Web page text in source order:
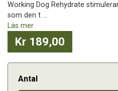
Working Dog Rehydrate
som den t ...
Läs mer
Kr 189,00
Antal